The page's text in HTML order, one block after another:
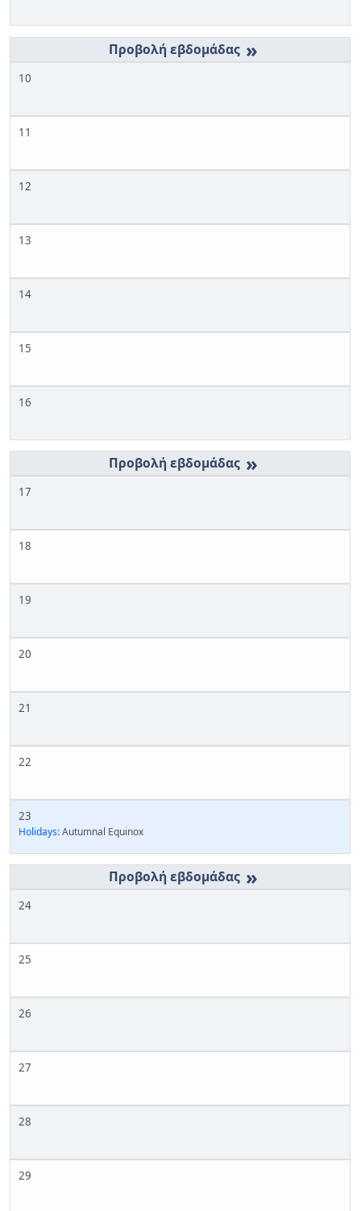
»
10
11
12
13
14
15
16
»
17
18
19
20
21
22
23
Holidays:Autumnal Equinox
»
24
25
26
27
28
29